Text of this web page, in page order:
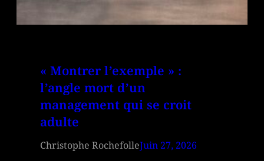
« Montrer l’exemple » :
l’angle mort d’un
management qui se croit
adulte
Christophe RochefolleJuin 27, 2026